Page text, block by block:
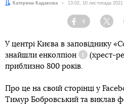
Автор:Катерина Кадакова Дата:
13:02, 10 листопада 2021
Facebook
4
У центрі Києва в заповіднику
знайшли енколпіон
Довідка
(хрест-
приблизно 800 років.
Про це на своїй сторінці у
Тимур Бобровський та виклав